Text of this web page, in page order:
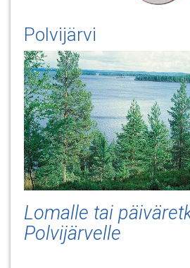
Polvijärvi
Lomalle tai
Polvijärvelle